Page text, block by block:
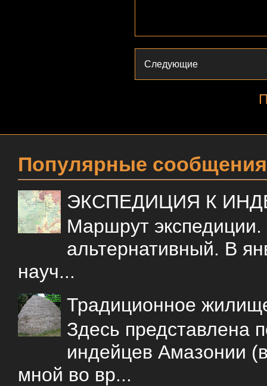
Следующие
Популярные сообщения
ЭКСПЕДИЦИЯ К
Маршрут
альтернативный. В
науч...
Традиционное
Здесь представлена
индейцев Амазонии
мной во вр...